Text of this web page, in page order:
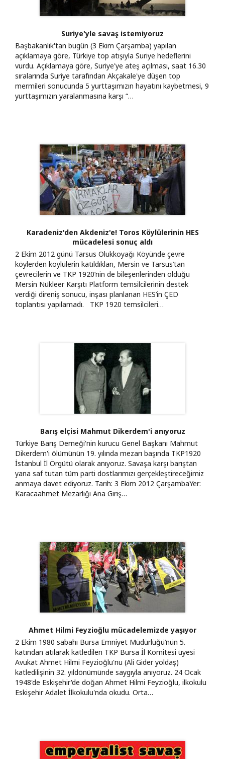
Suriye'yle savaş istemiyoruz
Başbakanlık'tan bugün (3 Ekim Çarşamba) yapılan
açıklamaya göre, Türkiye top atışıyla Suriye hedeflerini
vurdu. Açıklamaya göre, Suriye'ye ateş açılması, saat 16.30
sıralarında Suriye tarafından Akçakale'ye düşen top
mermileri sonucunda 5 yurttaşımızın hayatını kaybetmesi, 9
yurttaşımızın yaralanmasına karşı “…
Karadeniz'den Akdeniz'e! Toros Köylülerinin HES
mücadelesi sonuç aldı
2 Ekim 2012 günü Tarsus Olukkoyağı Köyünde çevre
köylerden köylülerin katıldıkları, Mersin ve Tarsus’tan
çevrecilerin ve TKP 1920’nin de bileşenlerinden olduğu
Mersin Nükleer Karşıtı Platform temsilcilerinin destek
verdiği direniş sonucu, inşası planlanan HES’in ÇED
toplantısı yapılamadı. TKP 1920 temsilcileri…
Barış elçisi Mahmut Dikerdem'i anıyoruz
Türkiye Barış Derneği'nin kurucu Genel Başkanı Mahmut
Dikerdem'i ölümünün 19. yılında mezarı başında TKP1920
İstanbul İl Örgütü olarak anıyoruz. Savaşa karşı barıştan
yana saf tutan tüm parti dostlarımızı gerçekleştireceğimiz
anmaya davet ediyoruz. Tarih: 3 Ekim 2012 ÇarşambaYer:
Karacaahmet Mezarlığı Ana Giriş…
Ahmet Hilmi Feyzioğlu mücadelemizde yaşıyor
2 Ekim 1980 sabahı Bursa Emniyet Müdürlüğü’nün 5.
katından atılarak katledilen TKP Bursa İl Komitesi üyesi
Avukat Ahmet Hilmi Feyzioğlu'nu (Ali Gider yoldaş)
katledilişinin 32. yıldönümünde saygıyla anıyoruz. 24 Ocak
1948'de Eskişehir'de doğan Ahmet Hilmi Feyzioğlu, ilkokulu
Eskişehir Adalet İlkokulu'nda okudu. Orta…